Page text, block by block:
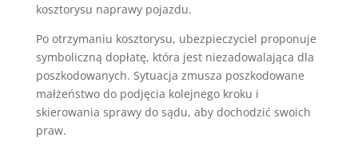
kosztorysu naprawy pojazdu.
Po otrzymaniu kosztorysu, ubezpieczyciel proponuje
symboliczną dopłatę, która jest niezadowalająca dla
poszkodowanych. Sytuacja zmusza poszkodowane
małżeństwo do podjęcia kolejnego kroku i
skierowania sprawy do sądu, aby dochodzić swoich
praw.